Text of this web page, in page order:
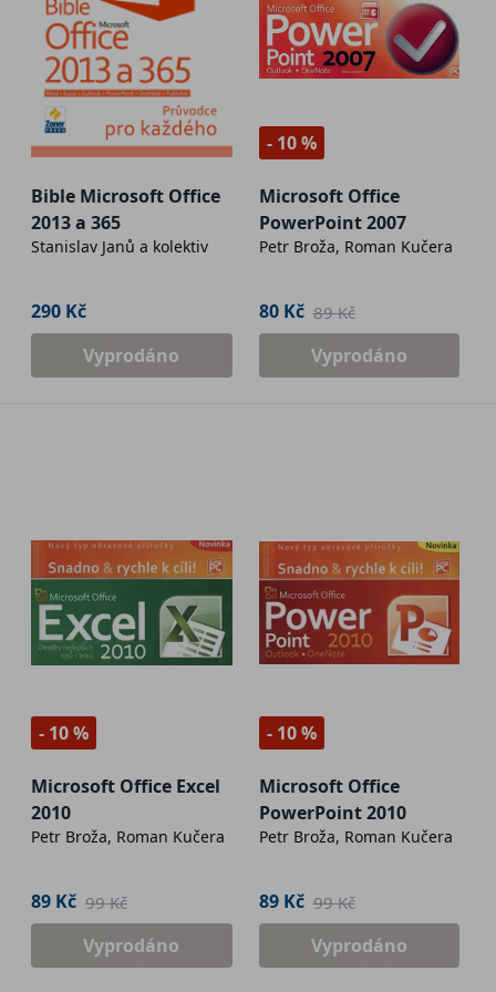
Bible Microsoft Office
2013 a 365
Stanislav Janů a kolektiv
290 Kč
Vyprodáno
- 10 %
Microsoft Office
PowerPoint 2007
Petr Broža, Roman Kučera
80 Kč 89 Kč
Vyprodáno
- 10 %
Microsoft Office Excel
2010
Petr Broža, Roman Kučera
89 Kč 99 Kč
Vyprodáno
- 10 %
Microsoft Office
PowerPoint 2010
Petr Broža, Roman Kučera
89 Kč 99 Kč
Vyprodáno